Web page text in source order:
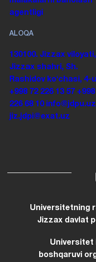
agentligi
ALOQA
130100. Jizzax viloyati,
Jizzax shahri, Sh.
Rashidov koʻchasi, 4-
+998 72 226 13 57
226 68 10 info@jdpu.uz
jiz.jdpi@exat.uz
Universitetning
Jizzax davlat
Universitet
boshqaruvi